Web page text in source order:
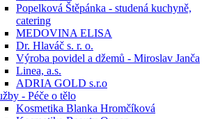
Popelková Štěpánka - studená kuchyně,
catering
MEDOVINA ELISA
Dr. Hlaváč s. r. o.
Výroba povidel a džemů - Miroslav Janča
Linea, a.s.
ADRIA GOLD s.r.o
- Péče o tělo
Kosmetika Blanka Hromčíková